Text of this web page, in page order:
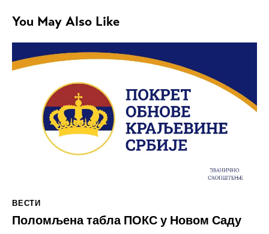
You May Also Like
ВЕСТИ
Поломљена табла ПОКС у Новом Саду